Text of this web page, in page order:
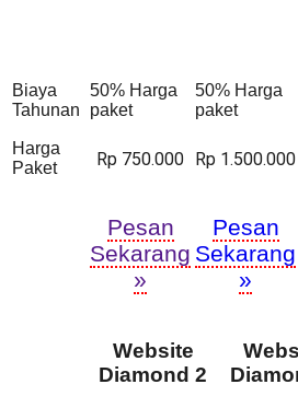
Biaya
Tahunan
50% Harga
paket
50% Harga
paket
Harga
Paket
Rp 750.000 Rp 1.500.000
Pesan
Sekarang
»
Pesan
Sekarang
»
Website
Diamond 2